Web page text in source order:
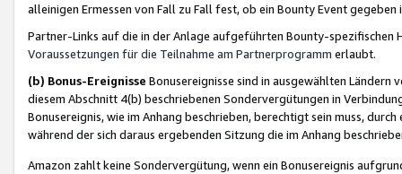
alleinigen Ermessen von Fall zu Fall fest, ob ein Bounty Event
Partner-Links auf die in der Anlage aufgeführten Bounty-spezifischen
Voraussetzungen für die Teilnahme am Partnerprogramm erlaubt.
(b) Bonus-Ereignisse Bonusereignisse sind in ausgewählten Ländern
diesem Abschnitt 4(b) beschriebenen Sondervergütungen in
Bonusereignis, wie im Anhang beschrieben, berechtigt sein muss,
während der sich daraus ergebenden Sitzung die im Anhang
Amazon zahlt keine Sondervergütung, wenn ein Bonusereignis